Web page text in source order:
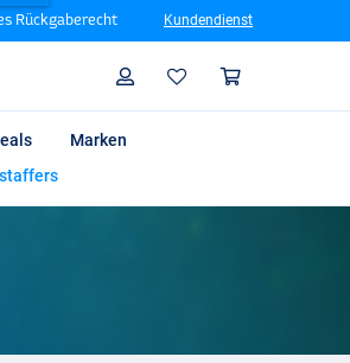
Rückgaberecht Kundendienst
Profil
Marken